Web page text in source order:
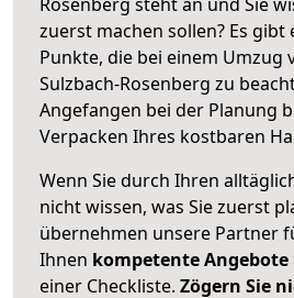
zuerst machen sollen? Es
Punkte, die bei einem Umzug
Sulzbach-Rosenberg zu
Angefangen bei der Planung
Verpacken Ihres kostbaren
Wenn Sie durch Ihren
nicht wissen, was Sie zuerst
übernehmen unsere Partner
Ihnen kompetente Angebote
einer Checkliste. Zögern Sie